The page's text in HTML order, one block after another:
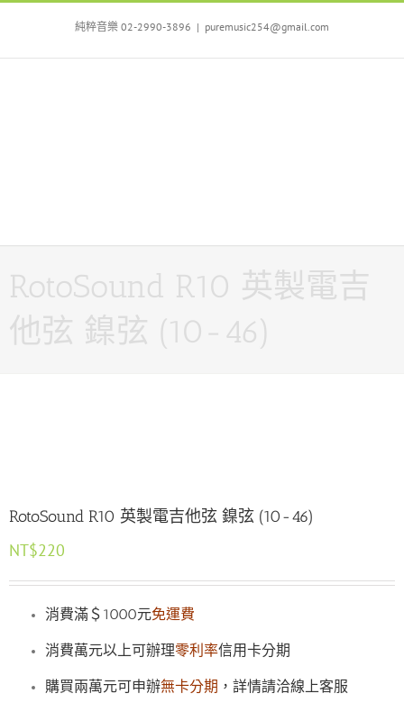
Skip
純粹音樂 02-2990-3896 | puremusic254@gmail.com
RotoSound R10 英製電吉
他弦 鎳弦 (10-46)
RotoSound R10 英製電吉他弦 鎳弦 (10-46)
NT$220
消費滿＄1000元免運費
消費萬元以上可辦理零利率信用卡分期
購買兩萬元可申辦無卡分期 ，詳情請洽線上客服